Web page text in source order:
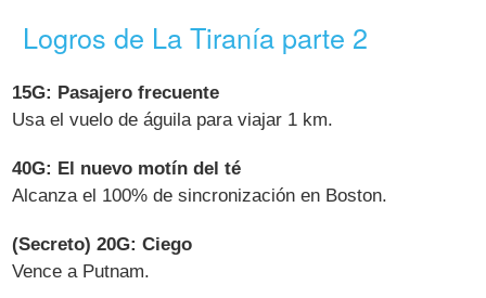
Logros de La Tiranía parte 2
15G: Pasajero frecuente
Usa el vuelo de águila para viajar 1 km.
40G: El nuevo motín del té
Alcanza el 100% de sincronización en Boston.
(Secreto) 20G: Ciego
Vence a Putnam.